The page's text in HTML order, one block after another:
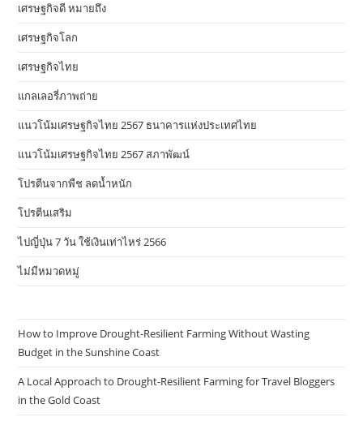
เศรษฐกิจดี หมายถึง
เศรษฐกิจโลก
เศรษฐกิจไทย
แกลเลอรี่ภาพถ่าย
แนวโน้มเศรษฐกิจไทย 2567 ธนาคารแห่งประเทศไทย
แนวโน้มเศรษฐกิจไทย 2567 สภาพัฒน์
โปรตีนจากพืช ลดน้ำหนัก
โปรตีนเสริม
ไปญี่ปุ่น 7 วัน ใช้เงินเท่าไหร่ 2566
ไม่มีหมวดหมู่
How to Improve Drought-Resilient Farming Without Wasting
Budget in the Sunshine Coast
A Local Approach to Drought-Resilient Farming for Travel Bloggers
in the Gold Coast